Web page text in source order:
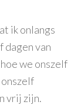
ik onlangs
van
we onszelf
onszelf
vrij zijn.